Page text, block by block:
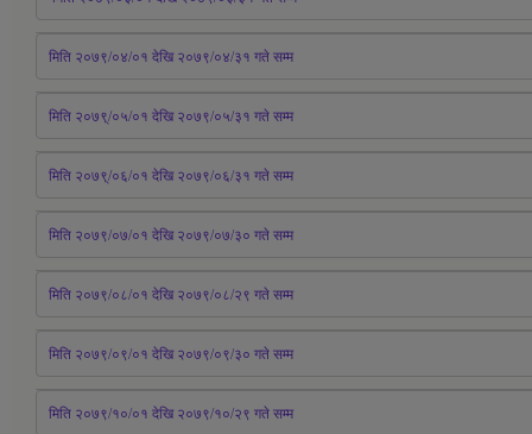
मिति २०७९/०४/०१ देखि २०७९/०४/३१ गते सम्म
मिति २०७९्/०५/०१ देखि २०७९/०५/३१ गते सम्म
मिति २०७९्/०६/०१ देखि २०७९/०६/३१ गते सम्म
मिति २०७९/०७/०१ देखि २०७९/०७/३० गते सम्म
मिति २०७९/०८/०१ देखि २०७९/०८/२९ गते सम्म
मिति २०७९/०९/०१ देखि २०७९/०९/३० गते सम्म
मिति २०७९/१०/०१ देखि २०७९/१०/२९ गते सम्म